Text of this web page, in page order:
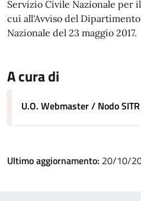
Servizio Civile Nazionale per
cui all'Avviso del
Nazionale del 23 maggio 2017.
A cura di
U.O. Webmaster / Nodo
Ultimo aggiornamento: 20/10/